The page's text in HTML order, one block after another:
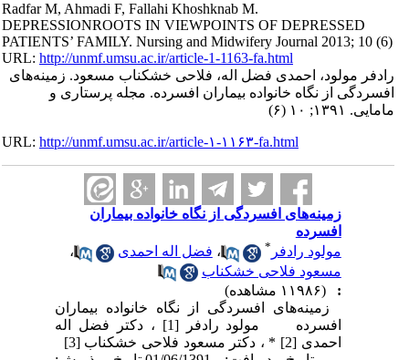
Radfar M, Ahmadi F, Fallahi Khoshknab M.
DEPRESSIONROOTS IN VIEWPOINTS OF DEPRESSED
PATIENTS’ FAMILY. Nursing and Midwifery Journal 2013; 10 (6)
URL:http://unmf.umsu.ac.ir/article-1-1163-fa.html
رادفر مولود، احمدی فضل اله، فلاحی خشکناب مسعود. زمینه‌های
افسردگی از نگاه خانواده بیماران افسرده. مجله پرستاری و
مامایی. ۱۳۹۱; ۱۰ (۶)
URL:http://unmf.umsu.ac.ir/article-۱-۱۱۶۳-fa.html
زمینه‌های افسردگی از نگاه خانواده بیماران
افسرده
مولود رادفر* ،فضل اله احمدی
،
مسعود فلاحی خشکناب
زمینه‌های افسردگی از نگاه خانواده بیماران
افسرده مولود رادفر [1] ، دکتر فضل اله
احمدی [2] * ، دکتر مسعود فلاحی خشکناب [3]